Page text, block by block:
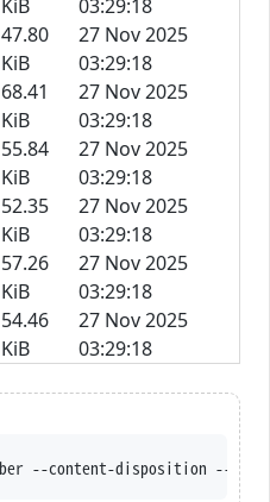
KiB
03:29:18
47.80
KiB
27 Nov 2025
03:29:18
68.41
KiB
27 Nov 2025
03:29:18
55.84
KiB
27 Nov 2025
03:29:18
52.35
KiB
27 Nov 2025
03:29:18
57.26
KiB
27 Nov 2025
03:29:18
54.46
KiB
27 Nov 2025
03:29:18
disposition --trust-server-